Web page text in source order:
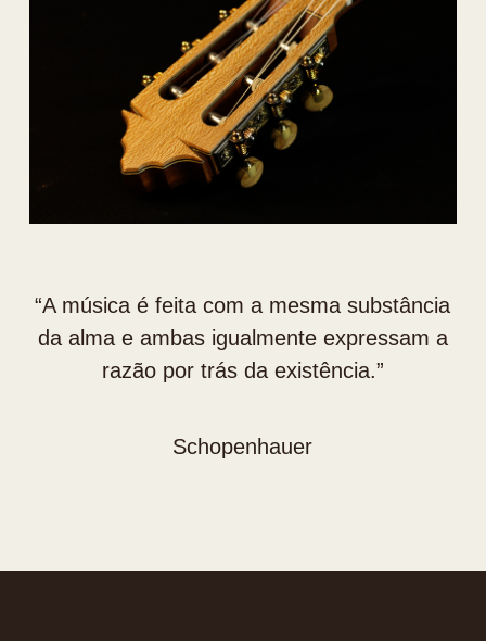
“⁠A música é feita com a mesma substância
da alma e ambas igualmente expressam a
razão por trás da existência.”
Schopenhauer